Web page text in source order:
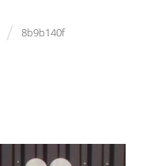
/ 8b9b140f